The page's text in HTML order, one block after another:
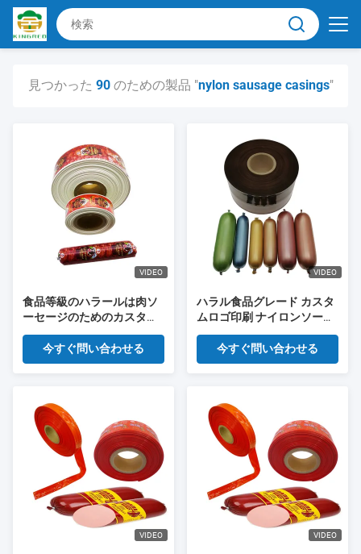
見つかった 90のための製品 "nylon sausage casings"
VIDEO
食品等級のハラールは肉ソ
ーセージのためのカスタマ
イズされたロゴによって印
刷されたナイロン ソーセー
ジ ケーシングを証明しまし
今すぐ問い合わせる
VIDEO
ハラル食品グレード カスタ
ムロゴ印刷 ナイロンソーセ
ージケーシング 20-100mm
口径 食肉加工用
今すぐ問い合わせる
VIDEO VIDEO